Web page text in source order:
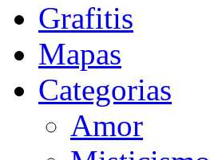
Grafitis
Mapas
Categorias
Amor